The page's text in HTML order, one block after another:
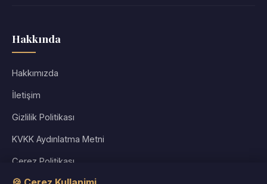
Hakkında
Hakkımızda
İletişim
Gizlilik Politikası
KVKK Aydınlatma Metni
Çerez Politikası